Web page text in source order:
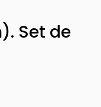
Set de